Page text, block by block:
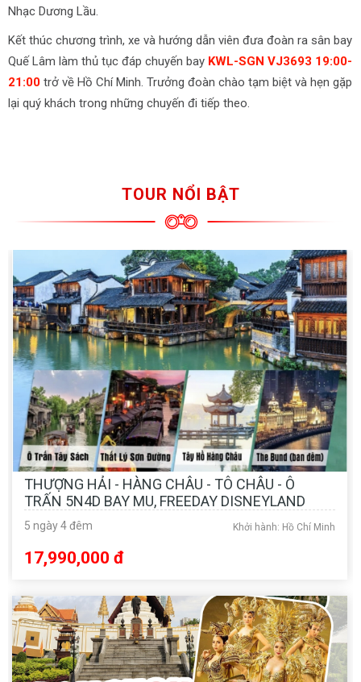
Nhạc Dương Lầu.
Kết thúc chương trình, xe và hướng dẫn viên đưa đoàn ra sân bay
Quế Lâm làm thủ tục đáp chuyến bay KWL-SGN VJ3693 19:00-
21:00 trở về Hồ Chí Minh. Trưởng đoàn chào tạm biệt và hẹn gặp
lại quý khách trong những chuyến đi tiếp theo.
TOUR NỔI BẬT
THƯỢNG HẢI - HÀNG CHÂU - TÔ CHÂU - Ô
TRẤN 5N4D BAY MU, FREEDAY DISNEYLAND
5 ngày 4 đêm Khởi hành: Hồ Chí Minh
17,990,000 đ